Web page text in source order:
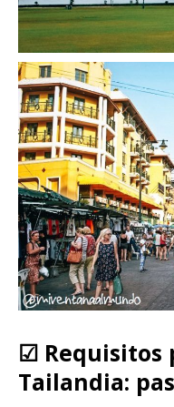
☑ Requisitos
Tailandia: